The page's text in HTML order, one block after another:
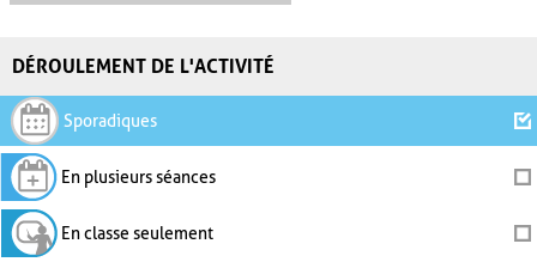
DÉROULEMENT DE L'ACTIVITÉ
Sporadiques
En plusieurs séances
En classe seulement